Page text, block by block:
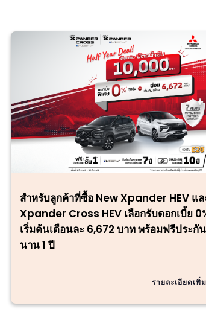
สำหรับลูกค้าที่ซื้อ New Xpander HEV แ
Xpander Cross HEV เลือกรับดอกเบี้ย
เริ่มต้นเดือนละ 6,672 บาท พร้อมฟรีประ
นาน 1 ปี
รายละเอียดเพิ่